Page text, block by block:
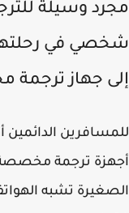
وسيلة
في
جهاز ترجمة
الدائمين أو
تشبه